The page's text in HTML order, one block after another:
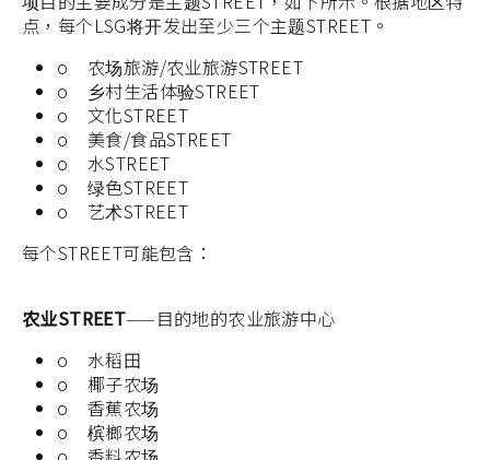
点，每个LSG将开发出至少三个主题STREET。
o 农场旅游/农业旅游STREET
o 乡村生活体验STREET
o 文化STREET
o 美食/食品STREET
o 水STREET
o 绿色STREET
o 艺术STREET
每个STREET可能包含：
农业STREET——目的地的农业旅游中心
o 水稻田
o 椰子农场
o 香蕉农场
o 槟榔农场